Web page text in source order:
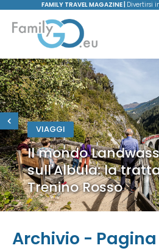
FAMILY TRAVEL MAGAZINE | Divertirsi
VIAGGI
Il mondo
sull'Albula: la
Trenino Rosso
Archivio - Pagina